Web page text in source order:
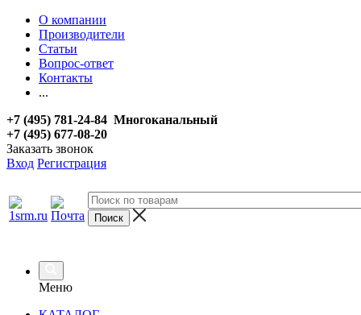
О компании
Производители
Статьи
Вопрос-ответ
Контакты
...
+7 (495) 781-24-84 Многоканальный
+7 (495) 677-08-20
Заказать звонок
Вход Регистрация
Меню